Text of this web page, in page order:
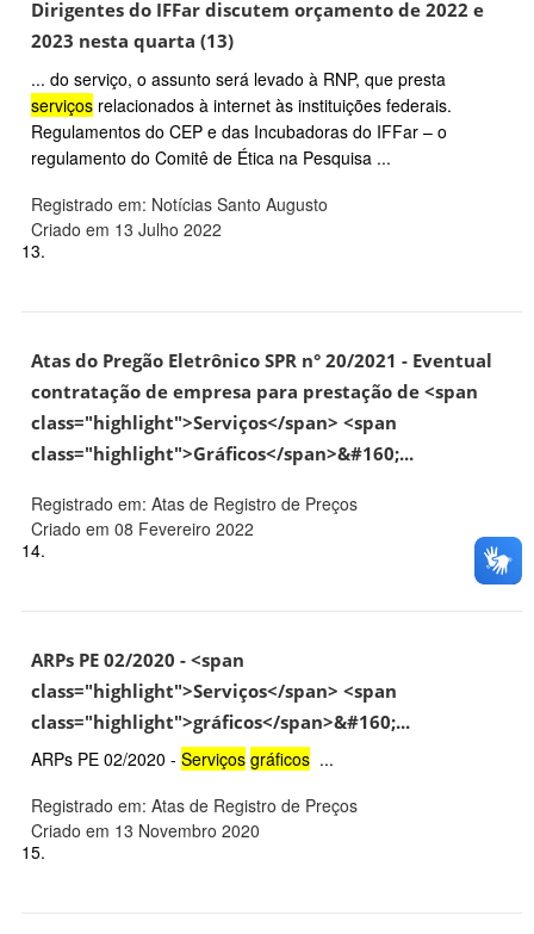
Dirigentes do IFFar discutem orçamento de 2022 e
2023 nesta quarta (13)
... do serviço, o assunto será levado à RNP, que presta
serviços relacionados à internet às instituições federais.
Regulamentos do CEP e das Incubadoras do IFFar – o
regulamento do Comitê de Ética na Pesquisa ...
Registrado em: Notícias Santo Augusto
Criado em 13 Julho 2022
13.
Atas do Pregão Eletrônico SPR n° 20/2021 - Eventual
contratação de empresa para prestação de <span
class="highlight">Serviços</span> <span
class="highlight">Gráficos</span>&#160;...
Registrado em: Atas de Registro de Preços
Criado em 08 Fevereiro 2022
14.
ARPs PE 02/2020 - <span
class="highlight">Serviços</span> <span
class="highlight">gráficos</span>&#160;...
ARPs PE 02/2020 - Serviços gráficos ...
Registrado em: Atas de Registro de Preços
Criado em 13 Novembro 2020
15.